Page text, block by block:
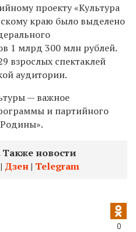
проекту «Культура
краю было выделено
1 млрд 300 млн рублей.
взрослых спектаклей
аудитории.
— важное
и партийного
Также новости
| Дзен| Telegram
0